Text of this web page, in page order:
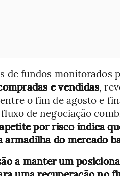
de fundos monitorados
e vendidas,
o fim de agosto e
de negociação
por risco indica
armadilha do mercado
a manter um